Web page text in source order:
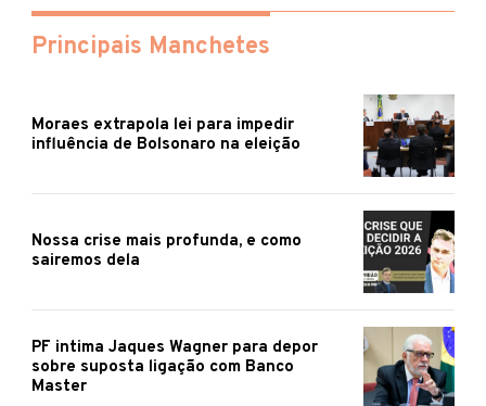
Principais Manchetes
Moraes extrapola lei para impedir
influência de Bolsonaro na eleição
Nossa crise mais profunda, e como
sairemos dela
PF intima Jaques Wagner para depor
sobre suposta ligação com Banco
Master